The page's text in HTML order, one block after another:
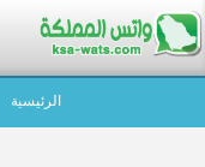
الرئيسية